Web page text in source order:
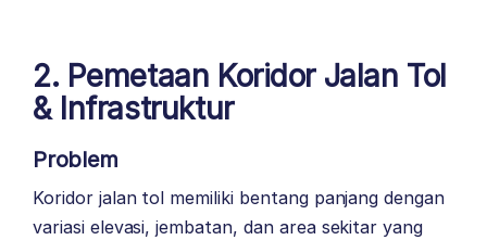
2. Pemetaan Koridor Jalan Tol
& Infrastruktur
Problem
Koridor jalan tol memiliki bentang panjang dengan
variasi elevasi, jembatan, dan area sekitar yang